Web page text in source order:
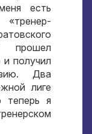
есть
прошел
получил
. Два
лиге
теперь я